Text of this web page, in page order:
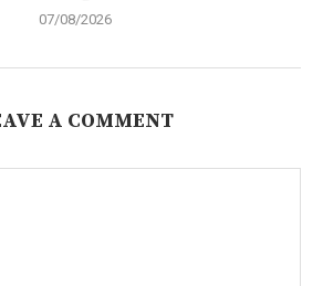
07/08/2026
A COMMENT